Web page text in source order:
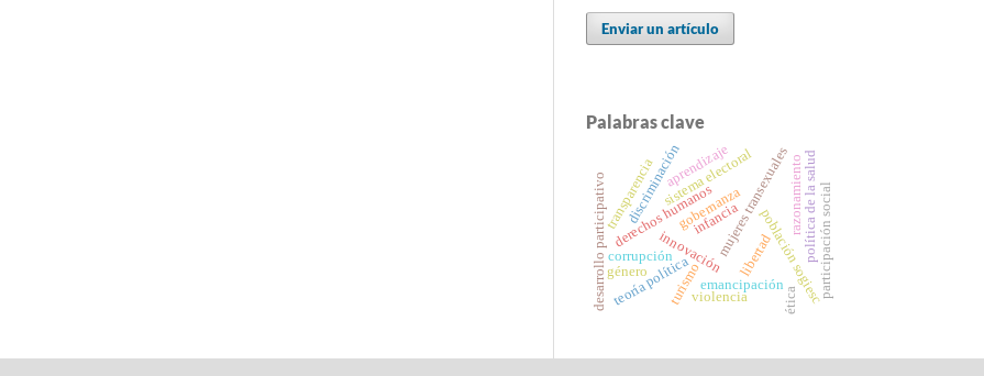
Enviar un artículo
Palabras clave
derechos humanos
discriminación mujeres transexualespoblación sogiesc
sistema electoral
desarrollo participativo gobernanza
innovación participación social
turismoemancipación
libertad
teoría políticaviolencia
infancia política de la salud
corrupción
ética
transparenciaaprendizaje razonamiento
género